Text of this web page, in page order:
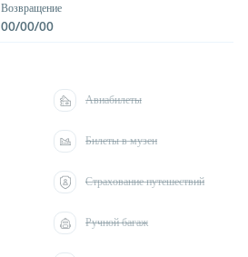
Возвращение
00/00/00
Авиабилеты
Билеты в музеи
Страхование путешествий
Ручной багаж